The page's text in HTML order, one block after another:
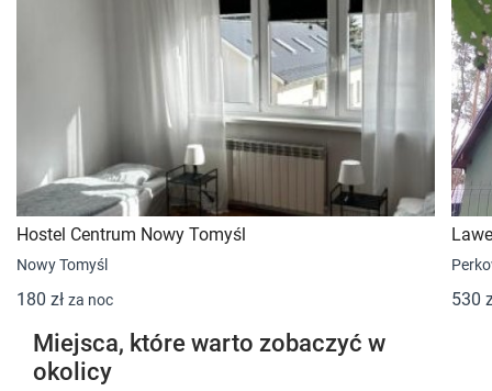
Hostel Centrum Nowy Tomyśl
Nowy Tomyśl
180 zł za noc 530
Miejsca, które warto zobaczyć w
okolicy